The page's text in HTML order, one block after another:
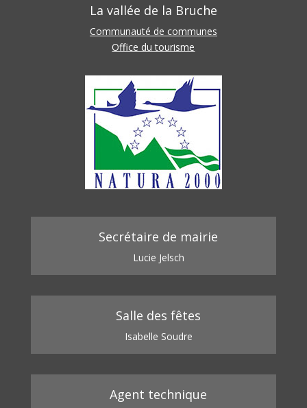
La vallée de la Bruche
Communauté de communes
Office du tourisme
Secrétaire de mairie
Lucie Jelsch
Salle des fêtes
Isabelle Soudre
Agent technique